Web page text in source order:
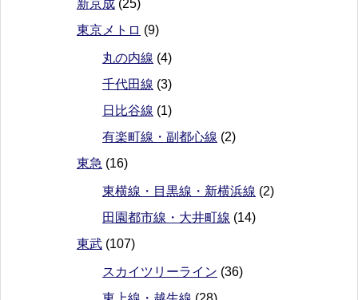
新京成 (25)
東京メトロ (9)
丸の内線 (4)
千代田線 (3)
日比谷線 (1)
有楽町線・副都心線 (2)
東急 (16)
東横線・目黒線・新横浜線 (2)
田園都市線・大井町線 (14)
東武 (107)
スカイツリーライン (36)